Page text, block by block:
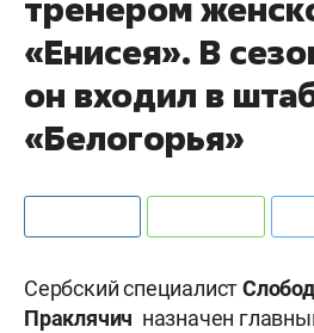
тренером
«Енисея». В
он входил в
«Белогорья»
Сербский специалист
Праклячич назначен